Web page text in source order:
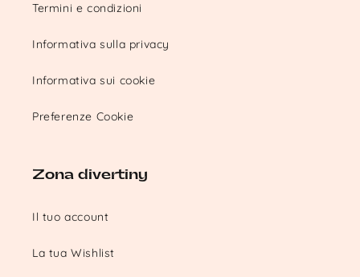
Termini e condizioni
Informativa sulla privacy
Informativa sui cookie
Preferenze Cookie
Zona divertiny
Il tuo account
La tua Wishlist